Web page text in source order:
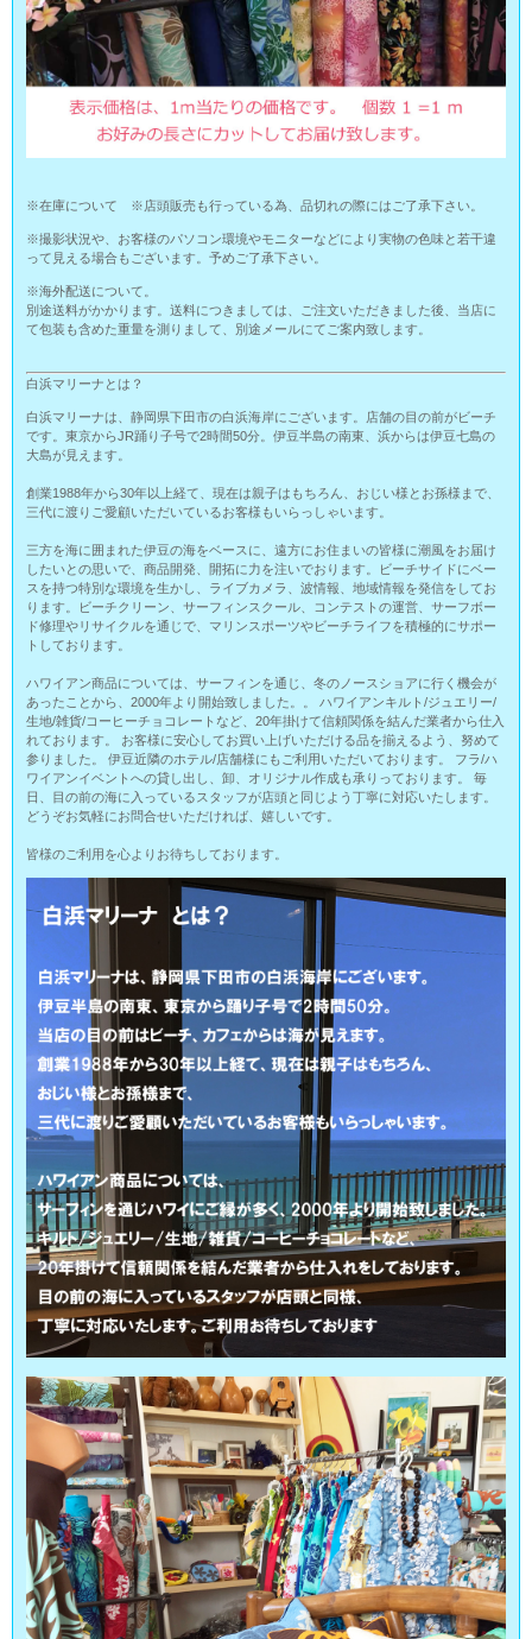
※在庫について ※店頭販売も行っている為、品切れの際にはご了承下さい。
※撮影状況や、お客様のパソコン環境やモニターなどにより実物の色味と若干違
って見える場合もございます。予めご了承下さい。
※海外配送について。
別途送料がかかります。送料につきましては、ご注文いただきました後、当店に
て包装も含めた重量を測りまして、別途メールにてご案内致します。
白浜マリーナとは？
白浜マリーナは、静岡県下田市の白浜海岸にございます。店舗の目の前がビーチ
です。東京からJR踊り子号で2時間50分。伊豆半島の南東、浜からは伊豆七島の
大島が見えます。
創業1988年から30年以上経て、現在は親子はもちろん、おじい様とお孫様まで、
三代に渡りご愛顧いただいているお客様もいらっしゃいます。
三方を海に囲まれた伊豆の海をベースに、遠方にお住まいの皆様に潮風をお届け
したいとの思いで、商品開発、開拓に力を注いでおります。ビーチサイドにベー
スを持つ特別な環境を生かし、ライブカメラ、波情報、地域情報を発信をしてお
ります。ビーチクリーン、サーフィンスクール、コンテストの運営、サーフボー
ド修理やリサイクルを通じで、マリンスポーツやビーチライフを積極的にサポー
トしております。
ハワイアン商品については、サーフィンを通じ、冬のノースショアに行く機会が
あったことから、2000年より開始致しました。。 ハワイアンキルト/ジュエリー/
生地/雑貨/コーヒーチョコレートなど、20年掛けて信頼関係を結んだ業者から仕入
れております。 お客様に安心してお買い上げいただける品を揃えるよう、努めて
参りました。 伊豆近隣のホテル/店舗様にもご利用いただいております。 フラ/ハ
ワイアンイベントへの貸し出し、卸、オリジナル作成も承りっております。 毎
日、目の前の海に入っているスタッフが店頭と同じよう丁寧に対応いたします。
どうぞお気軽にお問合せいただければ、嬉しいです。
皆様のご利用を心よりお待ちしております。